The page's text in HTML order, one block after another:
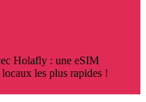
Holafly : une eSIM
les plus rapides !